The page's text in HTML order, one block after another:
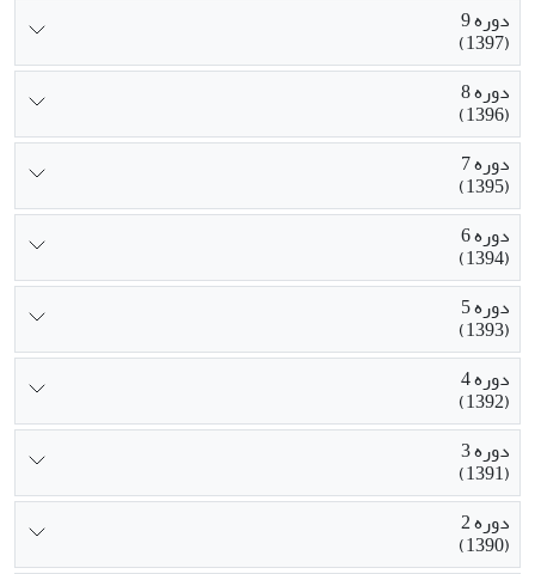
دوره 9
(1397)
دوره 8
(1396)
دوره 7
(1395)
دوره 6
(1394)
دوره 5
(1393)
دوره 4
(1392)
دوره 3
(1391)
دوره 2
(1390)